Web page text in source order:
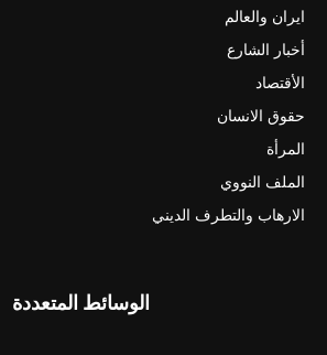
ايران والعالم
أخبار الشارع
الأقتصاد
حقوق الانسان
المرأة
الملف النووي
الارهاب والتطرف الديني
الوسائط المتعددة